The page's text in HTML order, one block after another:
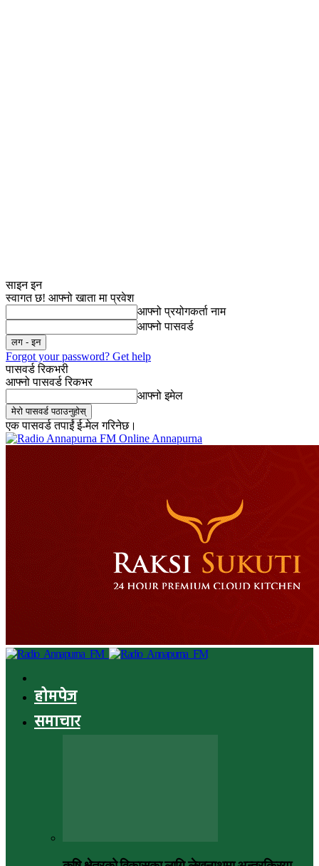
साइन इन
स्वागत छ! आफ्नो खाता मा प्रवेश
आफ्नो प्रयोगकर्ता नाम
आफ्नो पासवर्ड
Forgot your password? Get help
पासवर्ड रिकभरी
आफ्नो पासवर्ड रिकभर
आफ्नो इमेल
एक पासवर्ड तपाईं ई-मेल गरिनेछ।
Online Annapurna
होमपेज
समाचार